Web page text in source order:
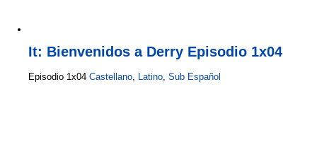
It: Bienvenidos a Derry Episodio 1x04
Episodio 1x04 Castellano, Latino, Sub Español